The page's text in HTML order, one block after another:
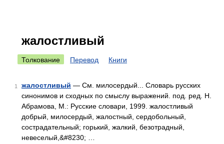
жалостливый
Толкование Перевод Книги
1 жалостливый — См. милосердый... Словарь русских
синонимов и сходных по смыслу выражений. под. ред. Н.
Абрамова, М.: Русские словари, 1999. жалостливый
добрый, милосердый, жалостный, сердобольный,
сострадательный; горький, жалкий, безотрадный,
невеселый,&#8230; …